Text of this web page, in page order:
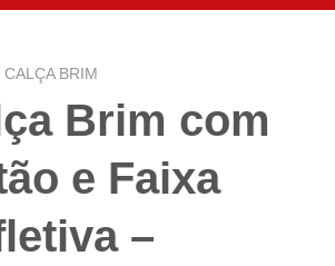
CALÇA BRIM
Brim com
e Faixa
–